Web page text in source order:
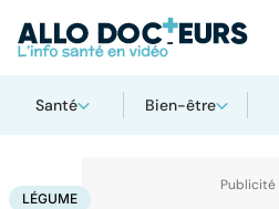
Santé Bien-être
AccueilBien-être Légume
LÉGUME